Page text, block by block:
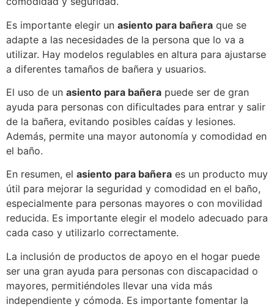
Es importante elegir un asiento para bañera que se
adapte a las necesidades de la persona que lo va a
utilizar. Hay modelos regulables en altura para ajustarse
a diferentes tamaños de bañera y usuarios.
El uso de un asiento para bañera puede ser de gran
ayuda para personas con dificultades para entrar y salir
de la bañera, evitando posibles caídas y lesiones.
Además, permite una mayor autonomía y comodidad en
el baño.
En resumen, el asiento para bañera es un producto muy
útil para mejorar la seguridad y comodidad en el baño,
especialmente para personas mayores o con movilidad
reducida. Es importante elegir el modelo adecuado para
cada caso y utilizarlo correctamente.
La inclusión de productos de apoyo en el hogar puede
ser una gran ayuda para personas con discapacidad o
mayores, permitiéndoles llevar una vida más
independiente y cómoda. Es importante fomentar la